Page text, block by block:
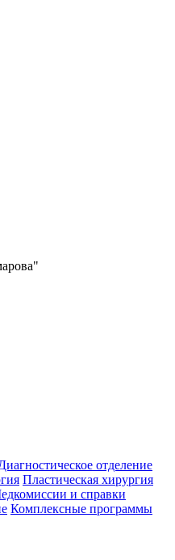
отделение
Пластическая хирургия
и справки
Комплексные программы